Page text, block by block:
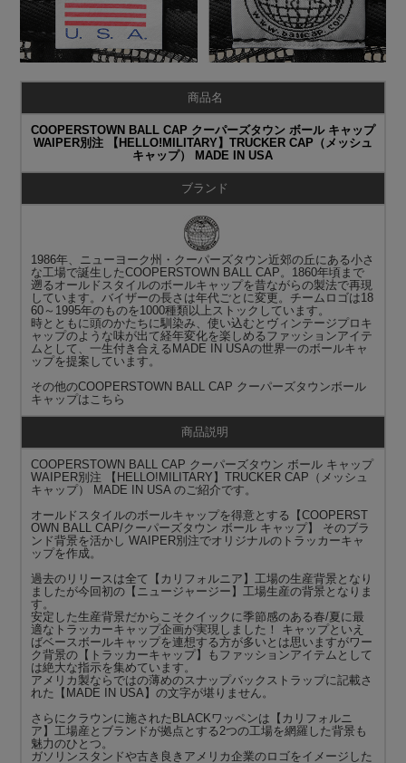
商品名
COOPERSTOWN BALL CAP クーパーズタウン ボール キャップ
WAIPER別注 【HELLO!MILITARY】TRUCKER CAP（メッシュ
キャップ） MADE IN USA
ブランド
1986年、ニューヨーク州・クーパーズタウン近郊の丘にある小さ
な工場で誕生したCOOPERSTOWN BALL CAP。1860年頃まで
遡るオールドスタイルのボールキャップを昔ながらの製法で再現
しています。バイザーの長さは年代ごとに変更。チームロゴは18
60～1995年のものを1000種類以上ストックしています。
時とともに頭のかたちに馴染み、使い込むとヴィンテージプロキ
ャップのような味が出て経年変化を楽しめるファッションアイテ
ムとして、一生付き合えるMADE IN USAの世界一のボールキャ
ップを提案しています。
その他のCOOPERSTOWN BALL CAP クーパーズタウンボール
キャップはこちら
商品説明
COOPERSTOWN BALL CAP クーパーズタウン ボール キャップ
WAIPER別注 【HELLO!MILITARY】TRUCKER CAP（メッシュ
キャップ） MADE IN USA のご紹介です。
オールドスタイルのボールキャップを得意とする【COOPERST
OWN BALL CAP/クーパーズタウン ボール キャップ】 そのブラ
ンド背景を活かし WAIPER別注でオリジナルのトラッカーキャ
ップを作成。
過去のリリースは全て【カリフォルニア】工場の生産背景となり
ましたが今回初の【ニュージャージー】工場生産の背景となりま
す。
安定した生産背景だからこそクイックに季節感のある春/夏に最
適なトラッカーキャップ企画が実現しました！ キャップといえ
ばベースボールキャップを連想する方が多いとは思いますがワー
ク背景の【トラッカーキャップ】もファッションアイテムとして
は絶大な指示を集めています。
アメリカ製ならではの薄めのスナップバックストラップに記載さ
れた【MADE IN USA】の文字が堪りません。
さらにクラウンに施されたBLACKワッペンは【カリフォルニ
ア】工場産とブランドが拠点とする2つの工場を網羅した背景も
魅力のひとつ。
ガソリンスタンドや古き良きアメリカ企業のロゴをイメージした